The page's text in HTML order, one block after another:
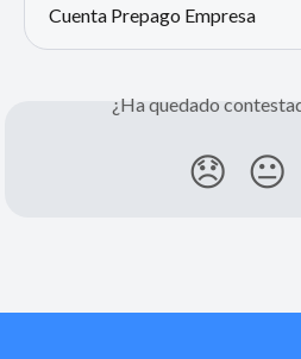
Cuenta Prepago Empresa
¿Ha quedado
😞 😐